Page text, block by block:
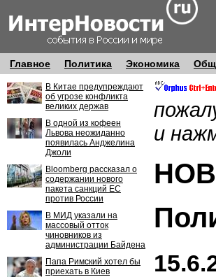
Главное Политика Экономика
В Китае предупреждают
об угрозе конфликта
великих держав
В одной из кофеен
Львова неожиданно
появилась Анджелина
Джоли
Bloomberg рассказал о
содержании нового
пакета санкций ЕС
против России
В МИД указали на
массовый отток
чиновников из
администрации Байдена
Папа Римский хотел бы
приехать в Киев
и